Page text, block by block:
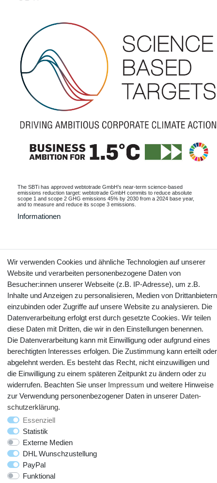
The SBTi has approved webtotrade GmbH’s near-term science-based
emissions reduction target: webtotrade GmbH commits to reduce absolute
scope 1 and scope 2 GHG emissions 45% by 2030 from a 2024 base year,
and to measure and reduce its scope 3 emissions.
Informationen
Vertrag widerrufen Kontakt
YouTube Facebook Instagram
© Copyright 2025 webtotrade GmbH. Alle Rechte vorbehalten.
Wir verwenden Cookies und ähnliche Technologien auf unserer
Website und verarbeiten personenbezogene Daten von
Besucher:innen unserer Webseite (z.B. IP-Adresse), um z.B.
Inhalte und Anzeigen zu personalisieren, Medien von Drittanbietern
einzubinden oder Zugriffe auf unsere Website zu analysieren. Die
Datenverarbeitung erfolgt erst durch gesetzte Cookies. Wir teilen
diese Daten mit Dritten, die wir in den Einstellungen benennen.
Die Datenverarbeitung kann mit Einwilligung oder aufgrund eines
berechtigten Interesses erfolgen. Die Zustimmung kann erteilt oder
abgelehnt werden. Es besteht das Recht, nicht einzuwilligen und
die Einwilligung zu einem späteren Zeitpunkt zu ändern oder zu
widerrufen. Beachten Sie unser Impressum und weitere Hinweise
zur Verwendung personenbezogener Daten in unserer Daten­
schutz­erklärung.
Essenziell
Statistik
Externe Medien
DHL Wunschzustellung
PayPal
Funktional